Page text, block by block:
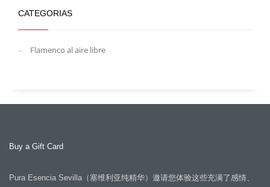
CATEGORIAS
Flamenco al aire libre
Buy a Gift Card
Pura Esencia Sevilla（塞维利亚纯精华）邀请您体验这些充满了感情、